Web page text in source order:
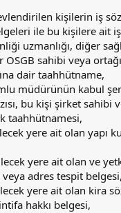
kişilerin iş
ile bu kişilere ait
uzmanlığı, diğer
sahibi veya
dair taahhütname,
müdürünün kabul
bu kişi şirket sahibi
taahhütnamesi,
yere ait olan yapı
yere ait olan ve
adres tespit belgesi,
yere ait olan kira
hakkı belgesi,